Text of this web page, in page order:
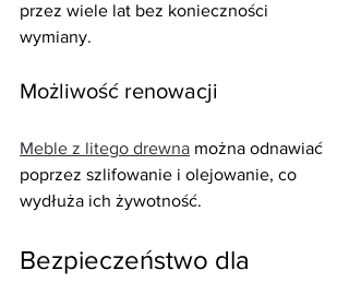
przez wiele lat bez konieczności
wymiany.
Możliwość renowacji
Meble z litego drewna można odnawiać
poprzez szlifowanie i olejowanie, co
wydłuża ich żywotność.
Bezpieczeństwo dla